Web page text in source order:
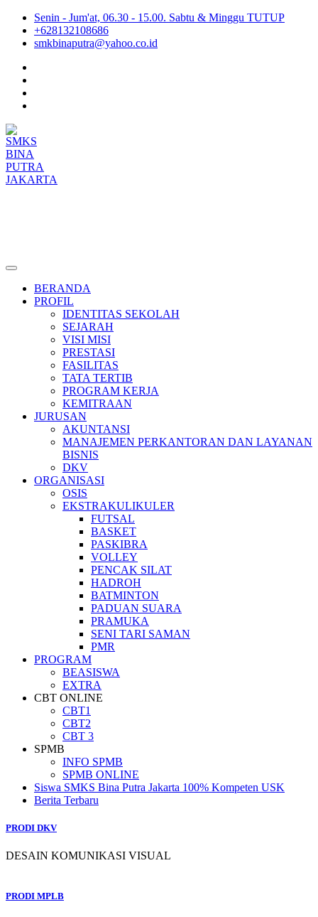
Senin - Jum'at, 06.30 - 15.00. Sabtu & Minggu TUTUP
+628132108686
smkbinaputra@yahoo.co.id
BERANDA
PROFIL
IDENTITAS SEKOLAH
SEJARAH
VISI MISI
PRESTASI
FASILITAS
TATA TERTIB
PROGRAM KERJA
KEMITRAAN
JURUSAN
AKUNTANSI
MANAJEMEN PERKANTORAN DAN LAYANAN
BISNIS
DKV
ORGANISASI
OSIS
EKSTRAKULIKULER
FUTSAL
BASKET
PASKIBRA
VOLLEY
PENCAK SILAT
HADROH
BATMINTON
PADUAN SUARA
PRAMUKA
SENI TARI SAMAN
PMR
PROGRAM
BEASISWA
EXTRA
CBT ONLINE
CBT1
CBT2
CBT 3
SPMB
INFO SPMB
SPMB ONLINE
Siswa SMKS Bina Putra Jakarta 100% Kompeten USK
Berita Terbaru
PRODI DKV
DESAIN KOMUNIKASI VISUAL
PRODI MPLB